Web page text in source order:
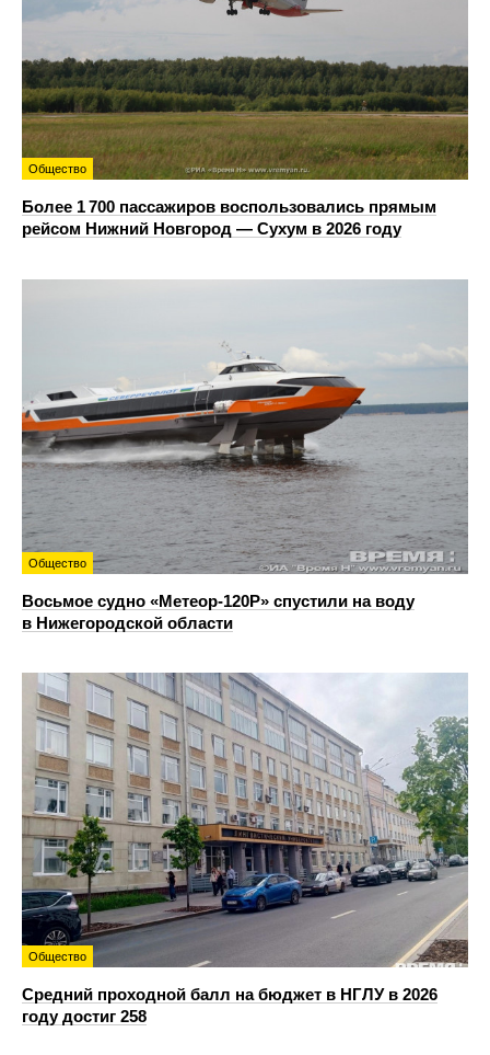
Общество
Более 1 700 пассажиров воспользовались прямым
рейсом Нижний Новгород — Сухум в 2026 году
Общество
Восьмое судно «Метеор-120Р» спустили на воду
в Нижегородской области
Общество
Средний проходной балл на бюджет в НГЛУ в 2026
году достиг 258